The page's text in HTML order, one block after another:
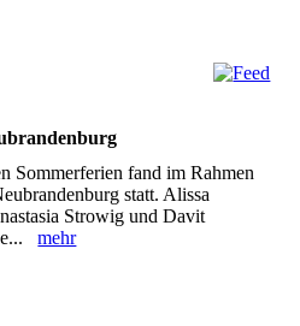
Sommerferien fand im Rahmen
statt. Alissa
Strowig und Davit
mehr